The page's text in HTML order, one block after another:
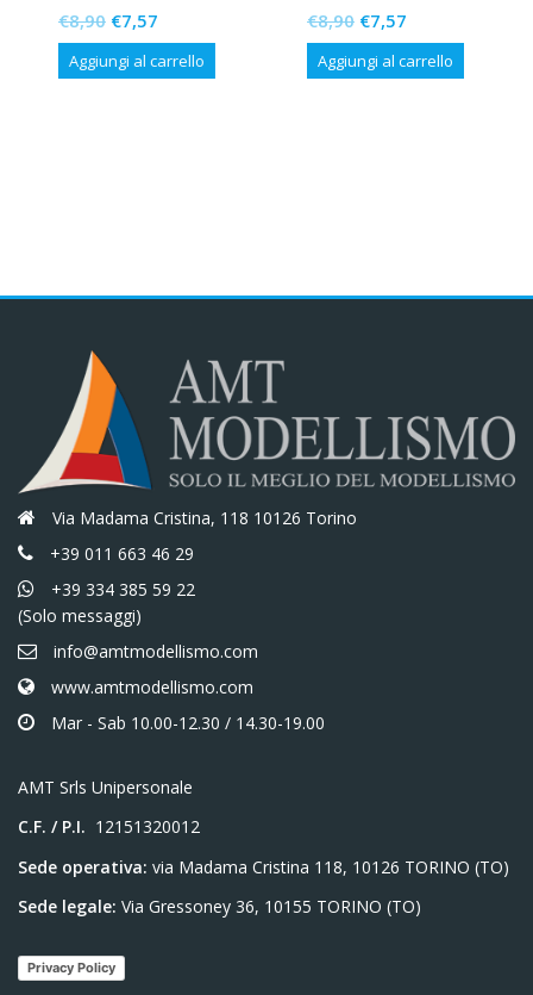
8,90Il
prezzo
originale
€7,57Il
prezzo
attuale
Aggiungi al carrello
8,90Il
prezzo
originale
€7,57Il
prezzo
attuale
Aggiungi al carrello
Via Madama Cristina, 118 10126 Torino
+39 011 663 46 29
+39 334 385 59 22
(Solo messaggi)
info@amtmodellismo.com
www.amtmodellismo.com
Mar - Sab 10.00-12.30 / 14.30-19.00
AMT Srls Unipersonale
C.F. / P.I. 12151320012
Sede operativa: via Madama Cristina 118, 10126 TORINO (TO)
Sede legale: Via Gressoney 36, 10155 TORINO (TO)
Privacy Policy